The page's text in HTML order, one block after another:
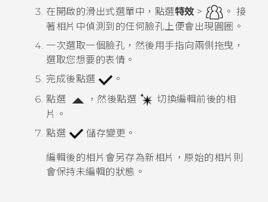
在開啟的滑出式選單中，點選特效 > 。 接
著相片中偵測到的任何臉孔上便會出現圓圈。
一次選取一個臉孔，然後用手指向兩側拖曳，
選取您想要的表情。
完成後點選
。
點選
，然後點選
切換編輯前後的相
片。
點選
儲存變更。
編輯後的相片會另存為新相片，原始的相片則
會保持未編輯的狀態。